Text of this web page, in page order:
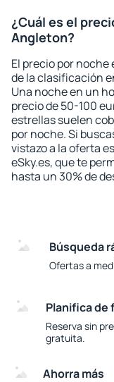
¿Cuál es el
Angleton?
El precio por
de la clasificación
Una noche en un
precio de 50-100
estrellas suelen
por noche. Si
vistazo a la oferta
eSky.es, que te
hasta un 30% de
Búsqueda
Ofertas a
Planifica de
Reserva sin
gratuita.
Ahorra más